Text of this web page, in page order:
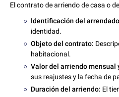
El contrato de arriendo de casa o
Identificación del
identidad.
Objeto del contrato:
habitacional.
Valor del arriendo mensual
sus reajustes y la fecha de
Duración del arriendo: El